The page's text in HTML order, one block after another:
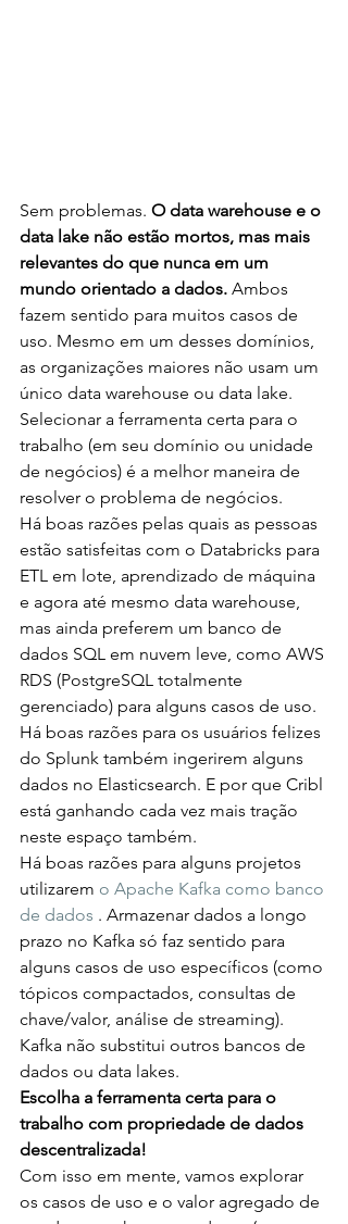
Sem problemas. O data warehouse e o
data lake não estão mortos, mas mais
relevantes do que nunca em um
mundo orientado a dados. Ambos
fazem sentido para muitos casos de
uso. Mesmo em um desses domínios,
as organizações maiores não usam um
único data warehouse ou data lake.
Selecionar a ferramenta certa para o
trabalho (em seu domínio ou unidade
de negócios) é a melhor maneira de
resolver o problema de negócios.
Há boas razões pelas quais as pessoas
estão satisfeitas com o Databricks para
ETL em lote, aprendizado de máquina
e agora até mesmo data warehouse,
mas ainda preferem um banco de
dados SQL em nuvem leve, como AWS
RDS (PostgreSQL totalmente
gerenciado) para alguns casos de uso.
Há boas razões para os usuários felizes
do Splunk também ingerirem alguns
dados no Elasticsearch. E por que Cribl
está ganhando cada vez mais tração
neste espaço também.
Há boas razões para alguns projetos
utilizarem o Apache Kafka como banco
de dados . Armazenar dados a longo
prazo no Kafka só faz sentido para
alguns casos de uso específicos (como
tópicos compactados, consultas de
chave/valor, análise de streaming).
Kafka não substitui outros bancos de
dados ou data lakes.
Escolha a ferramenta certa para o
trabalho com propriedade de dados
descentralizada!
Com isso em mente, vamos explorar
os casos de uso e o valor agregado de